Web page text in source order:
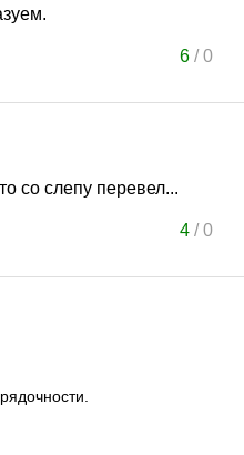
6/0
со слепу перевел...
4/0